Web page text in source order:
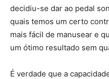
decidiu-se dar ao pedal
quais temos um certo
mais fácil de manusear e
um ótimo resultado sem
É verdade que a